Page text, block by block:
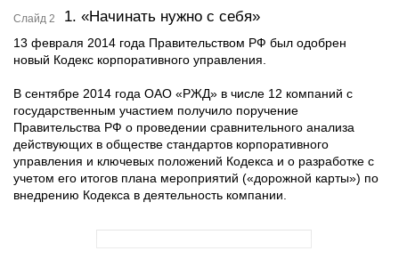
Слайд 2 1. «Начинать нужно с себя»
13 февраля 2014 года Правительством РФ был одобрен
новый Кодекс корпоративного управления.
В сентябре 2014 года ОАО «РЖД» в числе 12 компаний с
государственным участием получило поручение
Правительства РФ о проведении сравнительного анализа
действующих в обществе стандартов корпоративного
управления и ключевых положений Кодекса и о разработке с
учетом его итогов плана мероприятий («дорожной карты») по
внедрению Кодекса в деятельность компании.